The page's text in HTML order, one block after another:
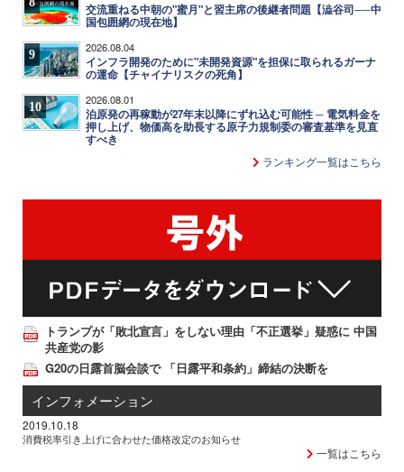
交流重ねる中朝の"蜜月"と習主席の後継者問題【澁谷司──中
国包囲網の現在地】
9 2026.08.04
インフラ開発のために"未開発資源"を担保に取られるガーナ
の運命【チャイナリスクの死角】
10 2026.08.01
泊原発の再稼動が27年末以降にずれ込む可能性 ─ 電気料金を
押し上げ、物価高を助長する原子力規制委の審査基準を見直
すべき
ランキング一覧はこちら
トランプが「敗北宣言」をしない理由「不正選挙」疑惑に 中国
共産党の影
G20の日露首脳会談で 「日露平和条約」締結の決断を
インフォメーション
2019.10.18
消費税率引き上げに合わせた価格改定のお知らせ
一覧はこちら